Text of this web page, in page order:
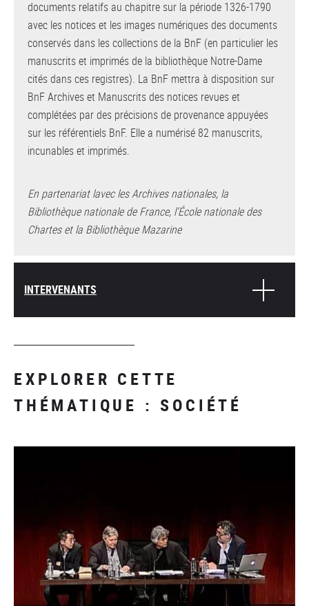
documents relatifs au chapitre sur la période 1326-1790
avec les notices et les images numériques des documents
conservés dans les collections de la BnF (en particulier les
manuscrits et imprimés de la bibliothèque Notre-Dame
cités dans ces registres). La BnF mettra à disposition sur
BnF Archives et Manuscrits des notices revues et
complétées par des précisions de provenance appuyées
sur les référentiels BnF. Elle a numérisé 82 manuscrits,
incunables et imprimés.
En partenariat lavec les Archives nationales, la
Bibliothèque nationale de France, l’École nationale des
Chartes et la Bibliothèque Mazarine
INTERVENANTS
EXPLORER CETTE
THÉMATIQUE : SOCIÉTÉ